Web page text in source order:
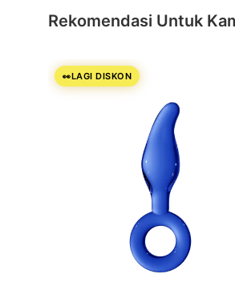
Rekomendasi Untuk
👀LAGI DISKON